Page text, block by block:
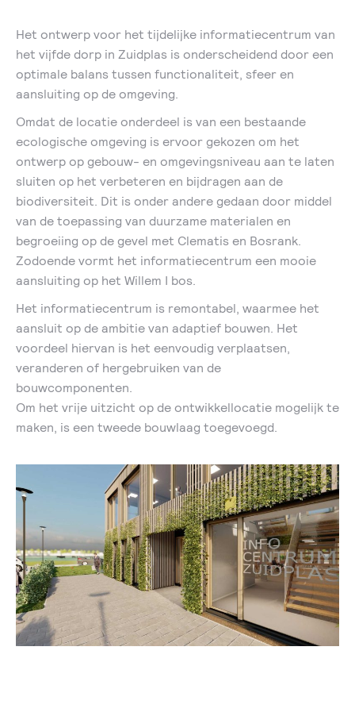
Het ontwerp voor het tijdelijke informatiecentrum van
het vijfde dorp in Zuidplas is onderscheidend door een
optimale balans tussen functionaliteit, sfeer en
aansluiting op de omgeving.
Omdat de locatie onderdeel is van een bestaande
ecologische omgeving is ervoor gekozen om het
ontwerp op gebouw- en omgevingsniveau aan te laten
sluiten op het verbeteren en bijdragen aan de
biodiversiteit. Dit is onder andere gedaan door middel
van de toepassing van duurzame materialen en
begroeiing op de gevel met Clematis en Bosrank.
Zodoende vormt het informatiecentrum een mooie
aansluiting op het Willem I bos.
Het informatiecentrum is remontabel, waarmee het
aansluit op de ambitie van adaptief bouwen. Het
voordeel hiervan is het eenvoudig verplaatsen,
veranderen of hergebruiken van de
bouwcomponenten.
Om het vrije uitzicht op de ontwikkellocatie mogelijk te
maken, is een tweede bouwlaag toegevoegd.